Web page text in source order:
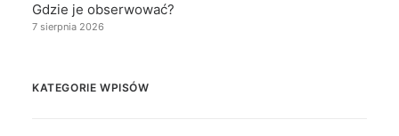
Gdzie je obserwować?
7 sierpnia 2026
KATEGORIE WPISÓW